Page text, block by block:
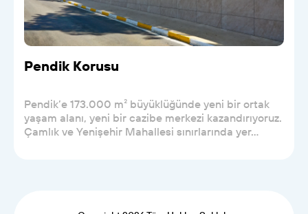
Pendik Korusu
Pendik’e 173.000 m² büyüklüğünde yeni bir ortak
yaşam alanı, yeni bir cazibe merkezi kazandırıyoruz.
Çamlık ve Yenişehir Mahallesi sınırlarında yer...